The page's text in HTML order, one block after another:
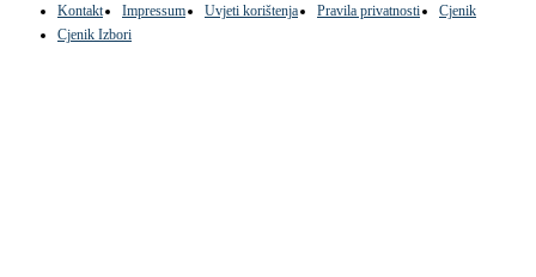
Kontakt Impressum Uvjeti korištenja Pravila privatnosti
Cjenik
Cjenik Izbori